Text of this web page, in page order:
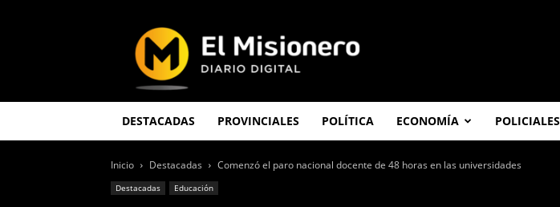
Misionero
DESTACADAS PROVINCIALES POLÍTICA ECONOMÍA POLICIALES
Inicio Destacadas Comenzó el paro nacional docente de 48 horas en las universidades
Destacadas Educación